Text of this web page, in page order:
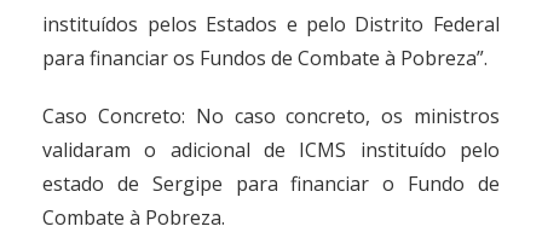
instituídos pelos Estados e pelo Distrito Federal
para financiar os Fundos de Combate à Pobreza”.
Caso Concreto: No caso concreto, os ministros
validaram o adicional de ICMS instituído pelo
estado de Sergipe para financiar o Fundo de
Combate à Pobreza.